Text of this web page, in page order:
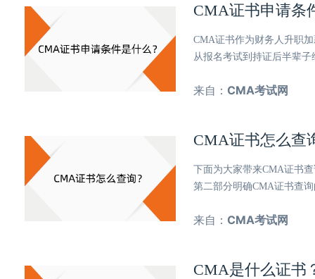
CMA证书申请条
CMA证书作为财务人升职
从报名考试到持证后半辈
来自： CMA考试网
CMA证书怎么查
下面为大家带来CMA证书
第二部分明确CMA证书查
来自： CMA考试网
CMA是什么证书